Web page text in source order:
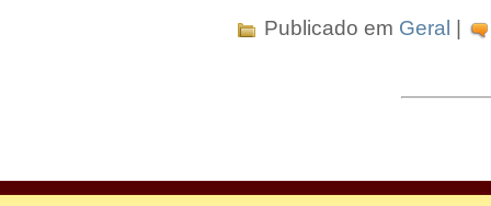
Publicado em Geral